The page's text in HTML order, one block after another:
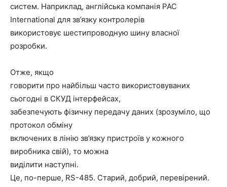
систем. Наприклад, англійська компанія PAC
International для зв’язку контролерів
використовує шестипроводную шину власної
розробки.
Отже, якщо
говорити про найбільш часто використовуваних
сьогодні в СКУД інтерфейсах,
забезпечують фізичну передачу даних (зрозуміло, що
протокол обміну
включених в лінію зв’язку пристроїв у кожного
виробника свій), то можна
виділити наступні.
Це, по-перше, RS-485. Старий, добрий, перевірений.